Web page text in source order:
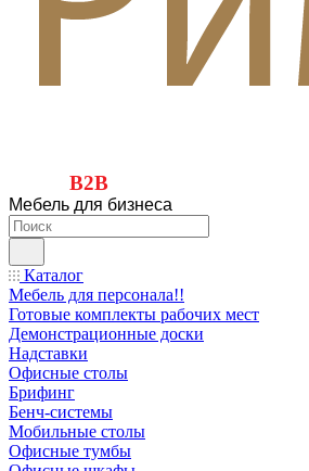
B2B
Мебель для бизнеса
Каталог
Мебель для персонала!!
Готовые комплекты рабочих мест
Демонстрационные доски
Надставки
Офисные столы
Брифинг
Бенч-системы
Мобильные столы
Офисные тумбы